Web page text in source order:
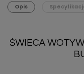
Opis
ŚWIECA